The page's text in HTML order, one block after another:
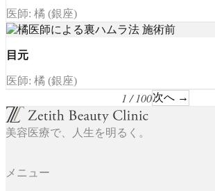
医師: 橘 (銀座)
目元
医師: 橘 (銀座)
1 / 100次へ →
美容医療で、人生を明るく。
メニュー